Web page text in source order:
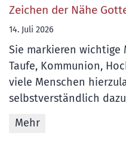
Zeichen der Nähe
14. Juli 2026
Sie markieren wichtige
Taufe, Kommunion,
viele Menschen
selbstverständlich
Mehr